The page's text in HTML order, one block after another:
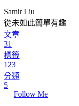
Samir Liu
從未如此簡單有趣
文章
31
標籤
123
分類
5
Follow Me